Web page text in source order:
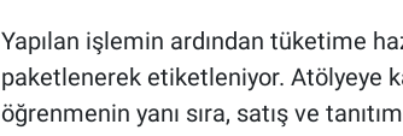
Yapılan işlemin ardından tüketime
paketlenerek etiketleniyor. Atölyeye
öğrenmenin yanı sıra, satış ve